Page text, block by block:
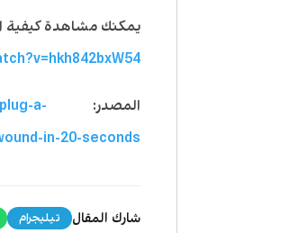
يمكنك مشاهدة كيفية
المصدر: a-
in-20-seconds
شارك المقال تيليجرام